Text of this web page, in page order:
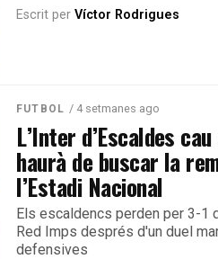
Escrit perVíctor Rodrigues
FUTBOL / 4 setmanes ago
L’Inter d’Escaldes
haurà de buscar la
l’Estadi Nacional
Els escaldencs perden per 3-1
Red Imps després d'un duel
defensives